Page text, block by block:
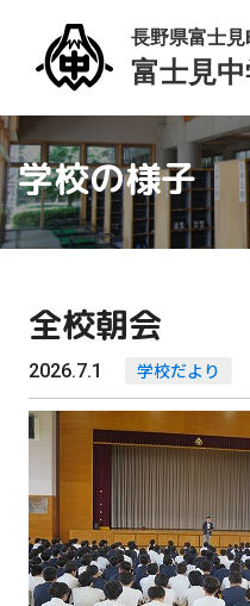
学校の様子
全校朝会
2026.7.1 学校だより